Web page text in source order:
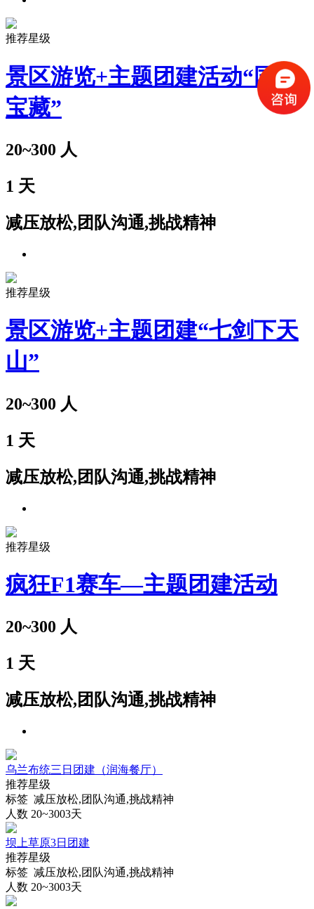
推荐星级
景区游览+主题团建活动“国家
宝藏”
20~300 人
1 天
减压放松,团队沟通,挑战精神
推荐星级
景区游览+主题团建“七剑下天
山”
20~300 人
1 天
减压放松,团队沟通,挑战精神
推荐星级
疯狂F1赛车—主题团建活动
20~300 人
1 天
减压放松,团队沟通,挑战精神
乌兰布统三日团建（润海餐厅）
推荐星级
标签 减压放松,团队沟通,挑战精神
人数 20~3003天
坝上草原3日团建
推荐星级
标签 减压放松,团队沟通,挑战精神
人数 20~3003天